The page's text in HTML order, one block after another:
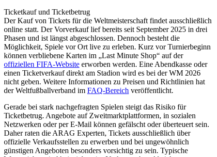
Ticketkauf und Ticketbetrug
Der Kauf von Tickets für die Weltmeisterschaft findet ausschließlich
online statt. Der Vorverkauf lief bereits seit September 2025 in drei
Phasen und ist längst abgeschlossen. Dennoch besteht die
Möglichkeit, Spiele vor Ort live zu erleben. Kurz vor Turnierbeginn
können verbliebene Karten im „Last Minute Shop“ auf der
offiziellen FIFA-Website erworben werden. Eine Abendkasse oder
einen Ticketverkauf direkt am Stadion wird es bei der WM 2026
nicht geben. Weitere Informationen zu Preisen und Richtlinien hat
der Weltfußballverband im FAQ-Bereich veröffentlicht.
Gerade bei stark nachgefragten Spielen steigt das Risiko für
Ticketbetrug. Angebote auf Zweitmarktplattformen, in sozialen
Netzwerken oder per E-Mail können gefälscht oder überteuert sein.
Daher raten die ARAG Experten, Tickets ausschließlich über
offizielle Verkaufsstellen zu erwerben und bei ungewöhnlich
günstigen Angeboten besonders vorsichtig zu sein. Typische